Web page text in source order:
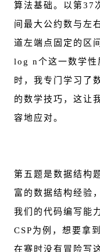
算法基础。以第37
间最大公约数与左
道左端点固定的区
log n个这一数学性
时，我专门学习了
的数学技巧，这让
容地应对。
第五题是数据结构
富的数据结构经验
我们的代码编写能
CSP为例，想要拿
在赛时没有冒险写